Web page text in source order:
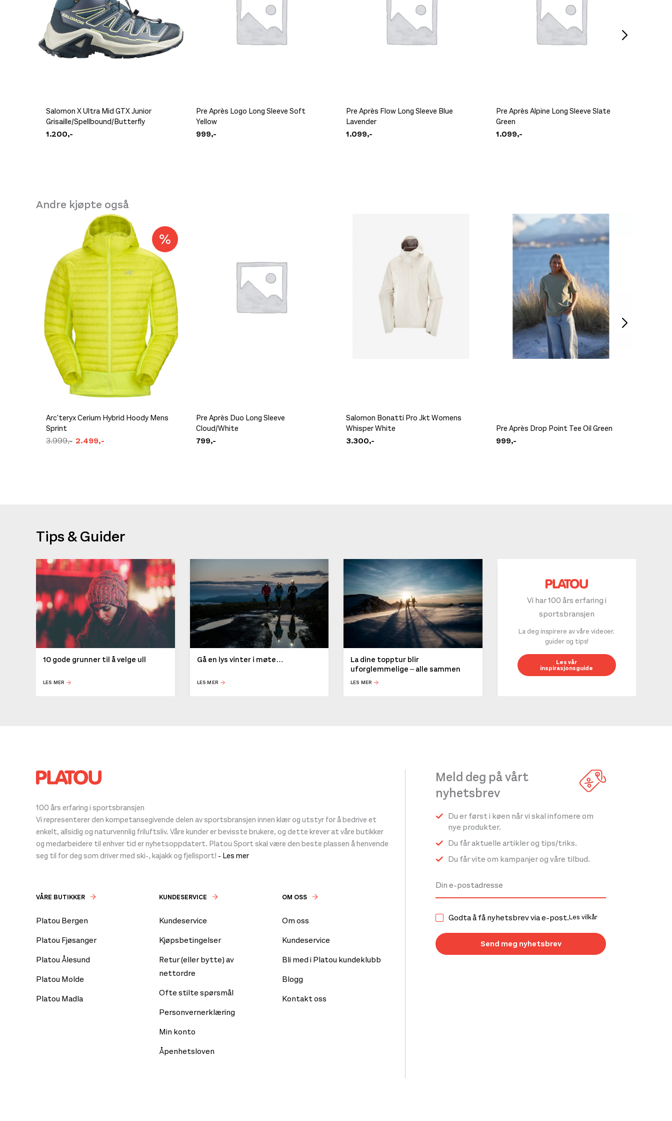
Arc'teryx Bird Word Toque 24k Black
699,-
Salomon X Ultra Mid GTX Junior
Grisaille/Spellbound/Butterfly
1.200,-
Pre Après Logo Long Sleeve Soft
Yellow
999,-
Pre Après Flow Long Sleeve Blue
Lavender
1.099,-
Pre Après Alpine Long Sleeve Slate
Green
1.099,-
Andre kjøpte også
Arc'teryx Cerium Hybrid Hoody Mens
Sprint
3.999,- 2.499,-
Pre Après Duo Long Sleeve
Cloud/White
799,-
Salomon Bonatti Pro Jkt Womens
Whisper White
3.300,-
Pre Après Drop Point Tee Oil Green
999,-
Tips & Guider
10 gode grunner til å velge ull
LES MER
Gå en lys vinter i møte…
LES MER
La dine topptur blir
uforglemmelige – alle sammen
LES MER
Vi har 100 års erfaring i
sportsbransjen
La deg inspirere av våre videoer,
guider og tips!
Les vår
inspirasjonsguide
100 års erfaring i sportsbransjen
Vi representerer den kompetansegivende delen av sportsbransjen innen klær og utstyr for å bedrive et
enkelt, allsidig og naturvennlig friluftsliv. Våre kunder er bevisste brukere, og dette krever at våre butikker
og medarbeidere til enhver tid er nyhetsoppdatert. Platou Sport skal være den beste plassen å henvende
seg til for deg som driver med ski-, kajakk og fjellsport! - Les mer
VÅRE BUTIKKER
Platou Bergen
Platou Fjøsanger
Platou Ålesund
Platou Molde
Platou Madla
KUNDESERVICE
Kundeservice
Kjøpsbetingelser
Retur (eller bytte) av
nettordre
Ofte stilte spørsmål
Personvernerklæring
Min konto
Åpenhetsloven
OM OSS
Om oss
Kundeservice
Bli med i Platou kundeklubb
Blogg
Kontakt oss
Meld deg på vårt
nyhetsbrev
Du er først i køen når vi skal infomere om
nye produkter.
Du får aktuelle artikler og tips/triks.
Du får vite om kampanjer og våre tilbud.
Godta å få nyhetsbrev via e-post.Les vilkår